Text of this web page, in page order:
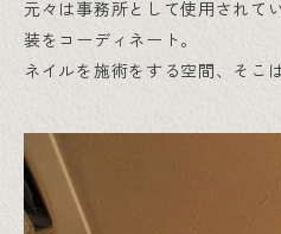
元々は事務所として使用されて
装をコーディネート。
ネイルを施術をする空間、そこ